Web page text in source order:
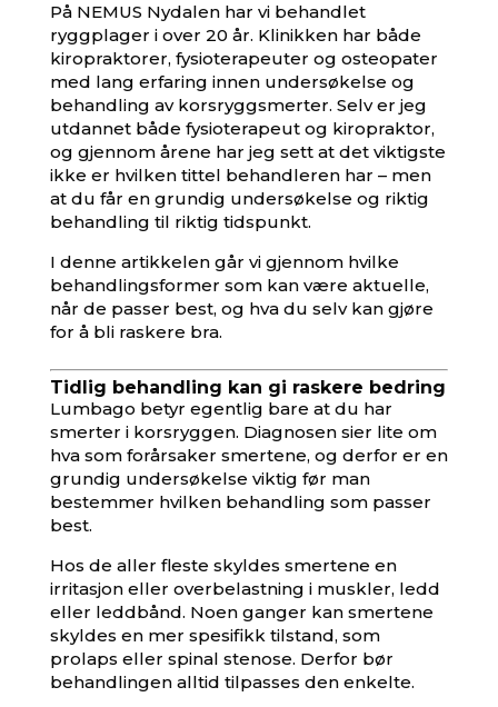
På NEMUS Nydalen har vi behandlet
ryggplager i over 20 år. Klinikken har både
kiropraktorer, fysioterapeuter og osteopater
med lang erfaring innen undersøkelse og
behandling av korsryggsmerter. Selv er jeg
utdannet både fysioterapeut og kiropraktor,
og gjennom årene har jeg sett at det viktigste
ikke er hvilken tittel behandleren har – men
at du får en grundig undersøkelse og riktig
behandling til riktig tidspunkt.
I denne artikkelen går vi gjennom hvilke
behandlingsformer som kan være aktuelle,
når de passer best, og hva du selv kan gjøre
for å bli raskere bra.
Tidlig behandling kan gi raskere bedring
Lumbago betyr egentlig bare at du har
smerter i korsryggen. Diagnosen sier lite om
hva som forårsaker smertene, og derfor er en
grundig undersøkelse viktig før man
bestemmer hvilken behandling som passer
best.
Hos de aller fleste skyldes smertene en
irritasjon eller overbelastning i muskler, ledd
eller leddbånd. Noen ganger kan smertene
skyldes en mer spesifikk tilstand, som
prolaps eller spinal stenose. Derfor bør
behandlingen alltid tilpasses den enkelte.